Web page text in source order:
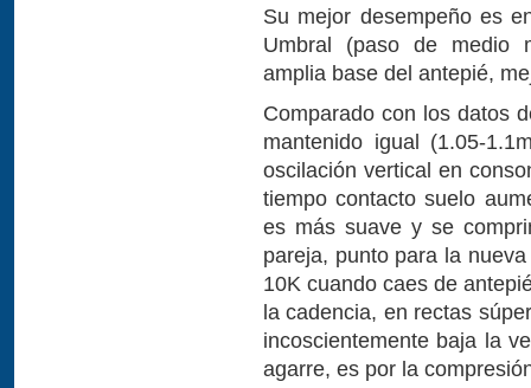
Su mejor desempeño es
Umbral (paso de medio
amplia base del antepié,
Comparado con los datos
mantenido igual (1.05-
oscilación vertical en
tiempo contacto suelo
es más suave y se
pareja, punto para la
10K cuando caes de
la cadencia, en rectas
incoscientemente baja la
agarre, es por la